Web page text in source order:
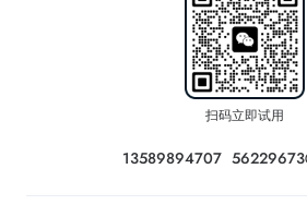
扫码立即试用
13589894707